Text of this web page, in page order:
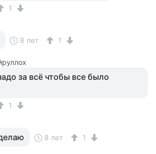
1
8 лет 1
за всё чтобы все было
1
8 лет 1